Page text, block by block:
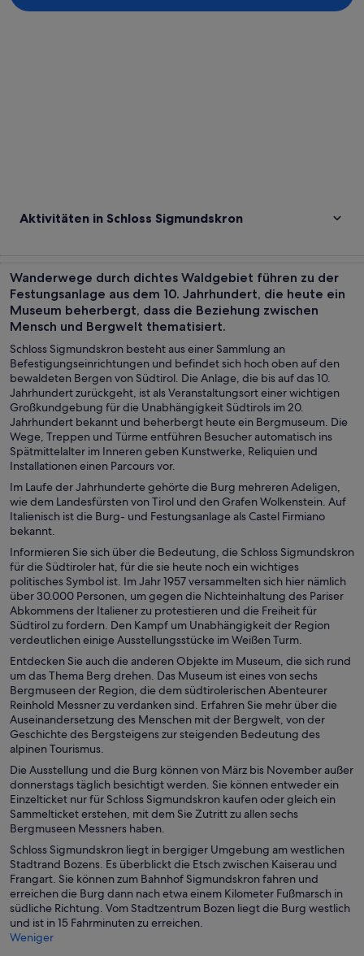
Aktivitäten in Schloss Sigmundskron
Wanderwege durch dichtes Waldgebiet führen zu der
Festungsanlage aus dem 10. Jahrhundert, die heute ein
Museum beherbergt, dass die Beziehung zwischen
Mensch und Bergwelt thematisiert.
Schloss Sigmundskron besteht aus einer Sammlung an
Befestigungseinrichtungen und befindet sich hoch oben auf den
bewaldeten Bergen von Südtirol. Die Anlage, die bis auf das 10.
Jahrhundert zurückgeht, ist als Veranstaltungsort einer wichtigen
Großkundgebung für die Unabhängigkeit Südtirols im 20.
Jahrhundert bekannt und beherbergt heute ein Bergmuseum. Die
Wege, Treppen und Türme entführen Besucher automatisch ins
Spätmittelalter im Inneren geben Kunstwerke, Reliquien und
Installationen einen Parcours vor.
Im Laufe der Jahrhunderte gehörte die Burg mehreren Adeligen,
wie dem Landesfürsten von Tirol und den Grafen Wolkenstein. Auf
Italienisch ist die Burg- und Festungsanlage als Castel Firmiano
bekannt.
Informieren Sie sich über die Bedeutung, die Schloss Sigmundskron
für die Südtiroler hat, für die sie heute noch ein wichtiges
politisches Symbol ist. Im Jahr 1957 versammelten sich hier nämlich
über 30.000 Personen, um gegen die Nichteinhaltung des Pariser
Abkommens der Italiener zu protestieren und die Freiheit für
Südtirol zu fordern. Den Kampf um Unabhängigkeit der Region
verdeutlichen einige Ausstellungsstücke im Weißen Turm.
Entdecken Sie auch die anderen Objekte im Museum, die sich rund
um das Thema Berg drehen. Das Museum ist eines von sechs
Bergmuseen der Region, die dem südtirolerischen Abenteurer
Reinhold Messner zu verdanken sind. Erfahren Sie mehr über die
Auseinandersetzung des Menschen mit der Bergwelt, von der
Geschichte des Bergsteigens zur steigenden Bedeutung des
alpinen Tourismus.
Die Ausstellung und die Burg können von März bis November außer
donnerstags täglich besichtigt werden. Sie können entweder ein
Einzelticket nur für Schloss Sigmundskron kaufen oder gleich ein
Sammelticket erstehen, mit dem Sie Zutritt zu allen sechs
Bergmuseen Messners haben.
Schloss Sigmundskron liegt in bergiger Umgebung am westlichen
Stadtrand Bozens. Es überblickt die Etsch zwischen Kaiserau und
Frangart. Sie können zum Bahnhof Sigmundskron fahren und
erreichen die Burg dann nach etwa einem Kilometer Fußmarsch in
südliche Richtung. Vom Stadtzentrum Bozen liegt die Burg westlich
und ist in 15 Fahrminuten zu erreichen.
Weniger